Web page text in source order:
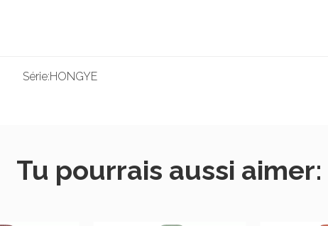
Série:HONGYE
Tu pourrais aussi aimer: